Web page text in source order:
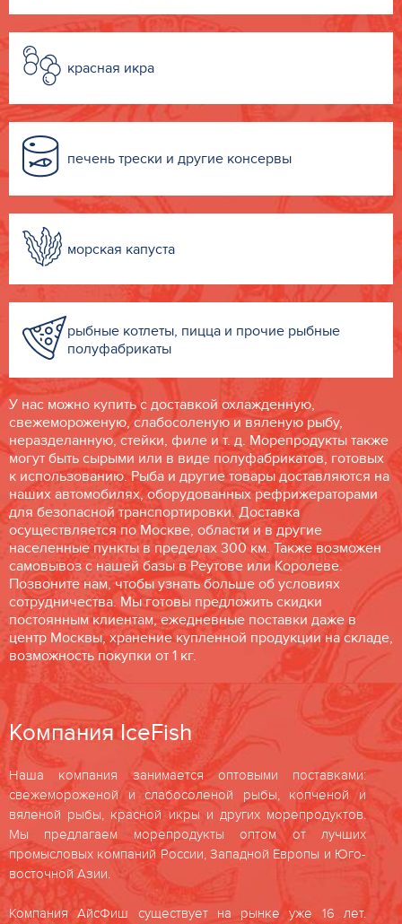
красная икра
печень трески и другие консервы
морская капуста
рыбные котлеты, пицца и прочие рыбные
полуфабрикаты
У нас можно купить с доставкой охлажденную,
свежемороженую, слабосоленую и вяленую рыбу,
неразделанную, стейки, филе и т. д. Морепродукты также
могут быть сырыми или в виде полуфабрикатов, готовых
к использованию. Рыба и другие товары доставляются на
наших автомобилях, оборудованных рефрижераторами
для безопасной транспортировки. Доставка
осуществляется по Москве, области и в другие
населенные пункты в пределах 300 км. Также возможен
самовывоз с нашей базы в Реутове или Королеве.
Позвоните нам, чтобы узнать больше об условиях
сотрудничества. Мы готовы предложить скидки
постоянным клиентам, ежедневные поставки даже в
центр Москвы, хранение купленной продукции на складе,
возможность покупки от 1 кг.
Компания IceFish
Наша компания занимается оптовыми поставками:
свежемороженой и слабосоленой рыбы, копченой и
вяленой рыбы, красной икры и других морепродуктов.
Мы предлагаем морепродукты оптом от лучших
промысловых компаний России, Западной Европы и Юго-
восточной Азии.
Компания АйсФиш существует на рынке уже 16 лет.